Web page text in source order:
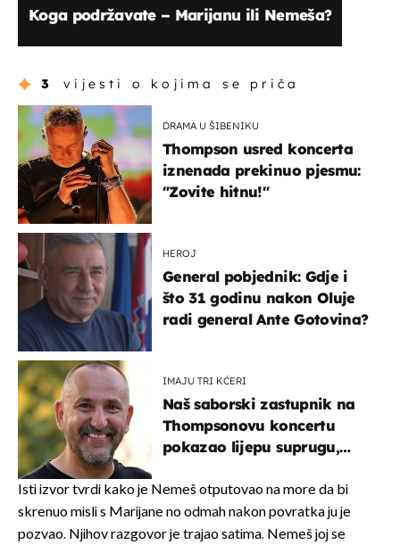
Koga podržavate – Marijanu ili Nemeša?
3 vijesti o kojima se priča
DRAMA U ŠIBENIKU
Thompson usred koncerta
iznenada prekinuo pjesmu:
"Zovite hitnu!"
HEROJ
General pobjednik: Gdje i
što 31 godinu nakon Oluje
radi general Ante Gotovina?
IMAJU TRI KĆERI
Naš saborski zastupnik na
Thompsonovu koncertu
pokazao lijepu suprugu,
javnost
Isti izvor tvrdi kako je Nemeš otputovao na more da bi
skrenuo misli s Marijane no odmah nakon povratka ju je
pozvao. Njihov razgovor je trajao satima. Nemeš joj se